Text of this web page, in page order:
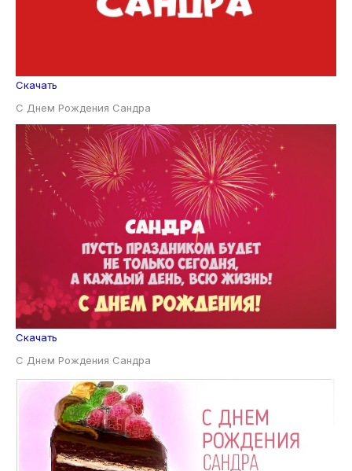
Скачать
С Днем Рождения Сандра
Скачать
С Днем Рождения Сандра